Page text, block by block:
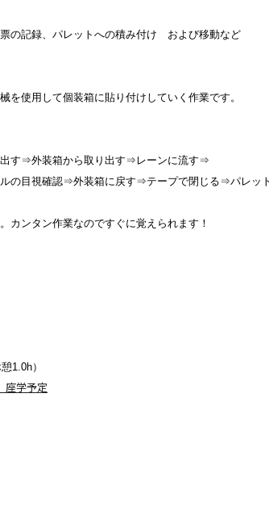
の記録、パレットへの積み付け および移動など
を使用して個装箱に貼り付けしていく作業です。
出す⇒外装箱から取り出す⇒レーンに流す⇒
の目視確認⇒外装箱に戻す⇒テープで閉じる⇒パレッ
カンタン作業なのですぐに覚えられます！
1.0h）
座学予定